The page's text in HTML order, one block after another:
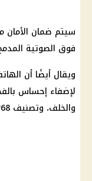
سيتم ضمان الأمان
فوق الصوتية
ويقال أيضًا أن
والخلف، وتصنيف IP68 لمقاومة الغبار والماء.